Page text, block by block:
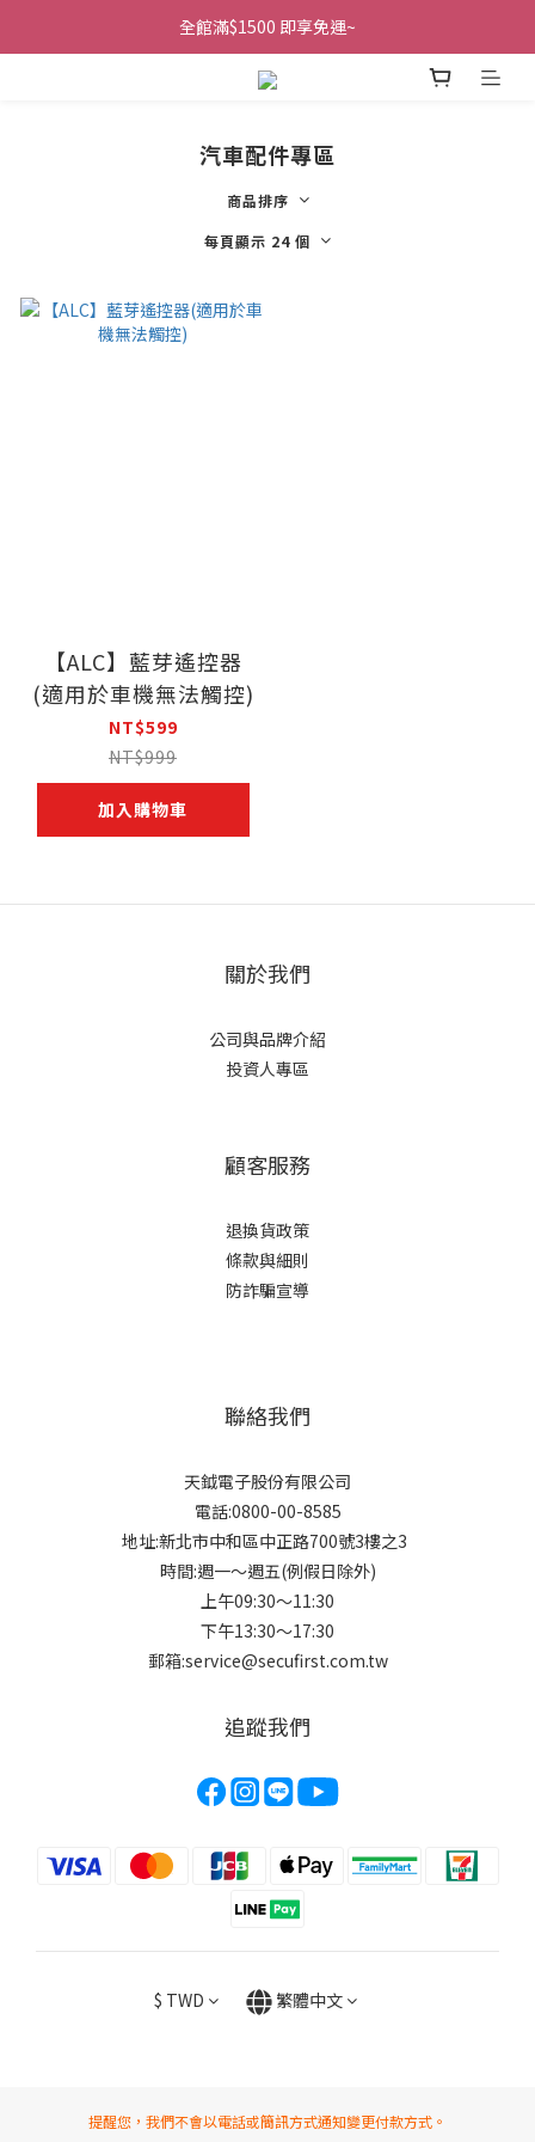
全館滿$1500 即享免運~
汽車配件專區
商品排序
每頁顯示 24 個
【ALC】藍芽遙控器
(適用於車機無法觸控)
NT$599
NT$999
加入購物車
關於我們
公司與品牌介紹
投資人專區
顧客服務
退換貨政策
條款與細則
防詐騙宣導
聯絡我們
天鉞電子股份有限公司
電話:0800-00-8585
地址:新北市中和區中正路700號3樓之3
時間:週一～週五(例假日除外)
上午09:30～11:30
下午13:30～17:30
郵箱:service@secufirst.com.tw
追蹤我們
$ TWD 繁體中文
提醒您，我們不會以電話或簡訊方式通知變更付款方式。